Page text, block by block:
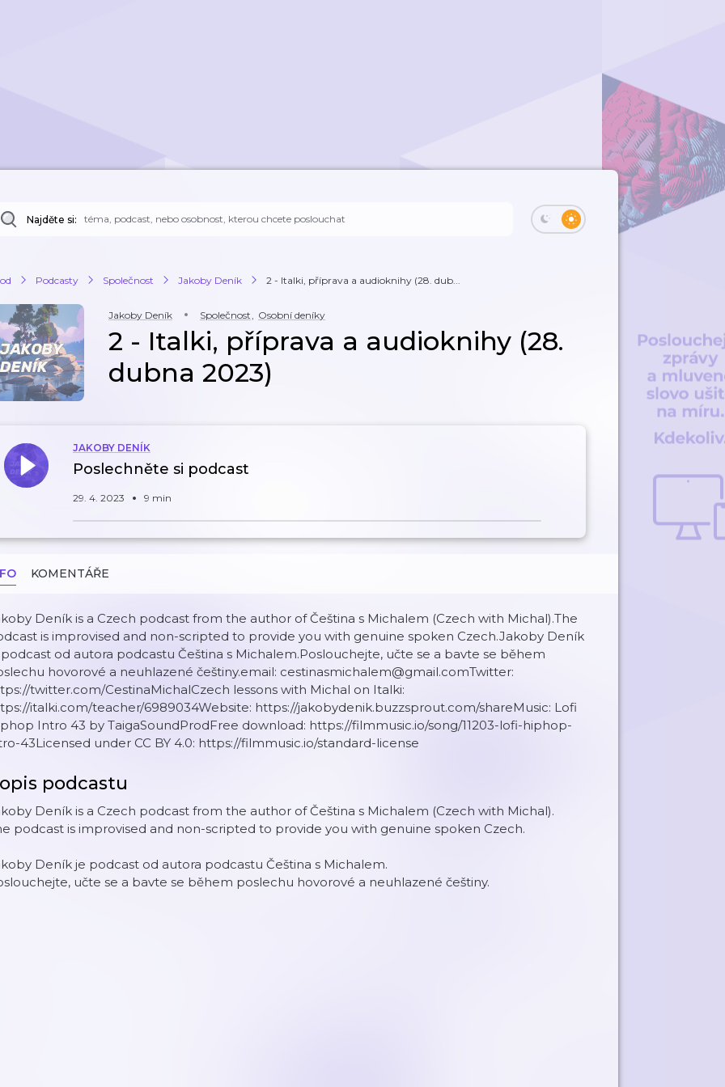
Najděte si:
Podcasty Společnost Jakoby Deník 2 - Italki, příprava a audioknihy (28. dub...
Jakoby Deník Společnost, Osobní deníky
2 - Italki, příprava a audioknihy (28.
dubna 2023)
JAKOBY DENÍK
Poslechněte si podcast
29. 4. 2023 9 min
KOMENTÁŘE
Deník is a Czech podcast from the author of Čeština s Michalem (Czech with Michal).The
is improvised and non-scripted to provide you with genuine spoken Czech.Jakoby Deník
od autora podcastu Čeština s Michalem.Poslouchejte, učte se a bavte se během
hovorové a neuhlazené češtiny.email: cestinasmichalem@gmail.comTwitter:
twitter.com/CestinaMichalCzech lessons with Michal on Italki:
italki.com/teacher/6989034Website: https://jakobydenik.buzzsprout.com/shareMusic: Lofi
Intro 43 by TaigaSoundProdFree download: https://filmmusic.io/song/11203-lofi-hiphop-
43Licensed under CC BY 4.0: https://filmmusic.io/standard-license
podcastu
Deník is a Czech podcast from the author of Čeština s Michalem (Czech with Michal).
podcast is improvised and non-scripted to provide you with genuine spoken Czech.
Deník je podcast od autora podcastu Čeština s Michalem.
učte se a bavte se během poslechu hovorové a neuhlazené češtiny.